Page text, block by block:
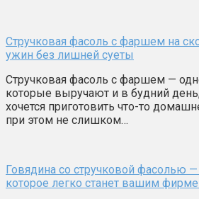
Стручковая фасоль с фаршем на
ужин без лишней суеты
Стручковая фасоль с фаршем —
которые выручают и в будний
хочется приготовить что-то
при этом не слишком…
Говядина со стручковой фасолью
которое легко станет вашим